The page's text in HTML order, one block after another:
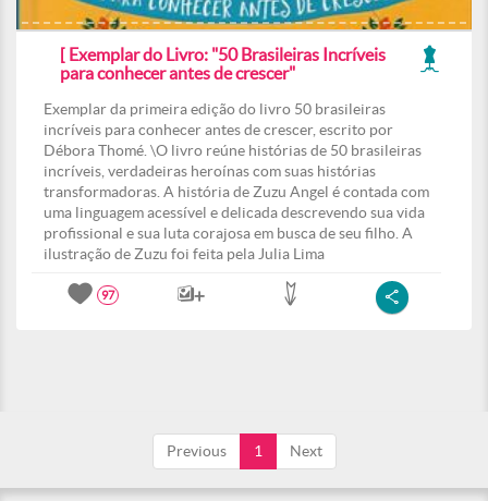
[ Exemplar do Livro: "50 Brasileiras Incríveis
para conhecer antes de crescer"
Exemplar da primeira edição do livro 50 brasileiras
incríveis para conhecer antes de crescer, escrito por
Débora Thomé. \O livro reúne histórias de 50 brasileiras
incríveis, verdadeiras heroínas com suas histórias
transformadoras. A história de Zuzu Angel é contada com
uma linguagem acessível e delicada descrevendo sua vida
profissional e sua luta corajosa em busca de seu filho. A
ilustração de Zuzu foi feita pela Julia Lima
97
Previous 1 Next